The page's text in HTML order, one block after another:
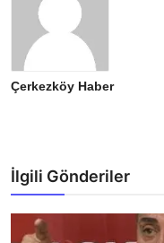
Çerkezköy Haber
İlgili Gönderiler